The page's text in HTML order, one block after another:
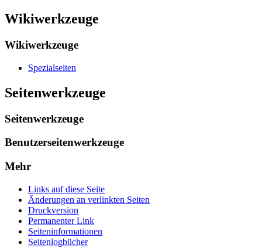
Wikiwerkzeuge
Wikiwerkzeuge
Spezialseiten
Seitenwerkzeuge
Seitenwerkzeuge
Benutzerseitenwerkzeuge
Mehr
Links auf diese Seite
Änderungen an verlinkten Seiten
Druckversion
Permanenter Link
Seiten­­informationen
Seitenlogbücher